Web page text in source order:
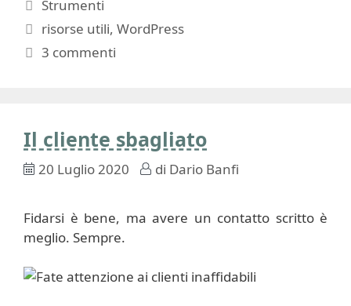
Strumenti
Tag
risorse utili,WordPress
3 commenti
Il cliente sbagliato
20 Luglio 2020 di Dario Banfi
Fidarsi è bene, ma avere un contatto scritto è
meglio. Sempre.